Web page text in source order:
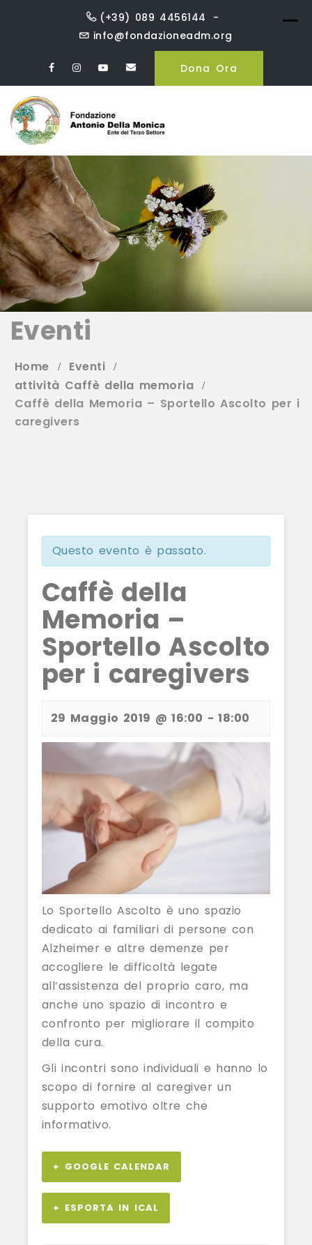
(+39) 089 4456144
info@fondazioneadm.org
Dona Ora
Eventi
Home
Eventi
attività Caffè della memoria
Caffè della Memoria – Sportello Ascolto per i
caregivers
Questo evento è passato.
Caffè della
Memoria –
Sportello Ascolto
per i caregivers
29 Maggio 2019 @ 16:00 -18:00
Lo Sportello Ascolto è uno spazio
dedicato ai familiari di persone con
Alzheimer e altre demenze per
accogliere le difficoltà legate
all’assistenza del proprio caro, ma
anche uno spazio di incontro e
confronto per migliorare il compito
della cura.
Gli incontri sono individuali e hanno lo
scopo di fornire al caregiver un
supporto emotivo oltre che
informativo.
+ GOOGLE CALENDAR
+ ESPORTA IN ICAL